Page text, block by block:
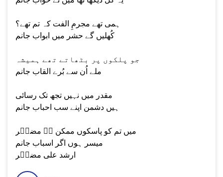
ہمی تھے مجرمِ الفت کہ تم تھے؟
کُھلیں گے حشر میں ابواب جانم
جو پلکوں پر بٹھاتے تھے ہمیشہ
ملے اُن سے بُرے القاب جانم
مقدر میں نہیں تجھ تک رسائی
ہیں دشمن اپنے سب احباب جانم
میں تم کو پاسکوں ممکن ہے مضطؔر
میسر ہوں اگر اسباب جانم
ارشد علی مضطؔر